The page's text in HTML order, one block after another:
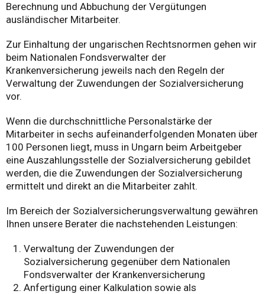
Berechnung und Abbuchung der Vergütungen
ausländischer Mitarbeiter.
Zur Einhaltung der ungarischen Rechtsnormen gehen wir
beim Nationalen Fondsverwalter der
Krankenversicherung jeweils nach den Regeln der
Verwaltung der Zuwendungen der Sozialversicherung
vor.
Wenn die durchschnittliche Personalstärke der
Mitarbeiter in sechs aufeinanderfolgenden Monaten über
100 Personen liegt, muss in Ungarn beim Arbeitgeber
eine Auszahlungsstelle der Sozialversicherung gebildet
werden, die die Zuwendungen der Sozialversicherung
ermittelt und direkt an die Mitarbeiter zahlt.
Im Bereich der Sozialversicherungsverwaltung gewähren
Ihnen unsere Berater die nachstehenden Leistungen:
Verwaltung der Zuwendungen der
Sozialversicherung gegenüber dem Nationalen
Fondsverwalter der Krankenversicherung
Anfertigung einer Kalkulation sowie als